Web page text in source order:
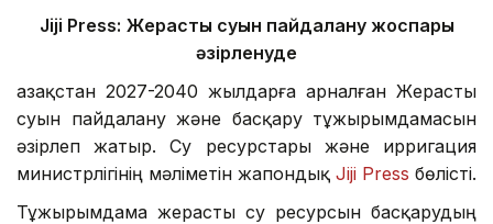
Jiji Press: Жерасты суын пайдалану жоспары
әзірленуде
Қазақстан 2027-2040 жылдарға арналған Жерасты
суын пайдалану және басқару тұжырымдамасын
әзірлеп жатыр. Су ресурстары және ирригация
министрлігінің мәліметін жапондық Jiji Press бөлісті.
Тұжырымдама жерасты су ресурсын басқарудың